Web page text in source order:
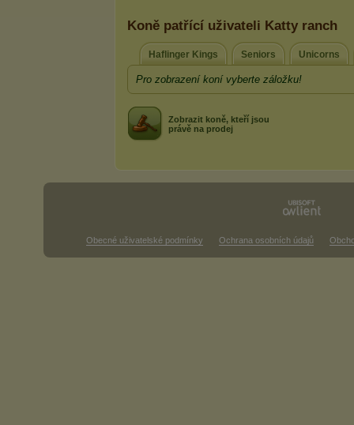
Koně patřící uživateli Katty ranch
Haflinger Kings Seniors Unicorns
Pro zobrazení koní vyberte záložku!
Zobrazit koně, kteří jsou
právě na prodej
Obecné uživatelské podmínky Ochrana osobních údajů